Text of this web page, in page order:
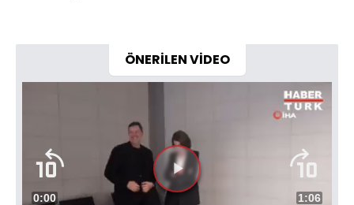
ÖNERİLEN VİDEO
Süre
0:00 Toplam
1:06